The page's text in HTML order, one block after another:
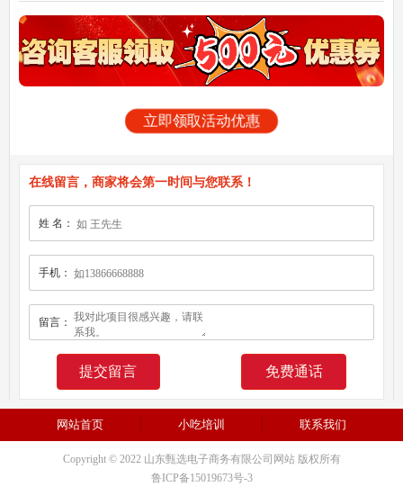
立即领取活动优惠
在线留言，商家将会第一时间与您联系！
姓 名：
手机：
留言：
免费通话
网站首页 小吃培训 联系我们
Copyright © 2022 山东甄选电子商务有限公司网站 版权所有
鲁ICP备15019673号-3